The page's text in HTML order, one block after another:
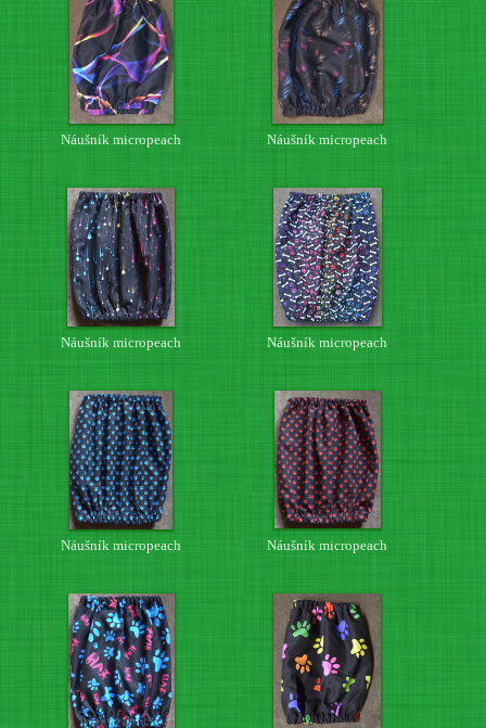
Náušník micropeach Náušník micropeach
Náušník micropeach Náušník micropeach
Náušník micropeach Náušník micropeach